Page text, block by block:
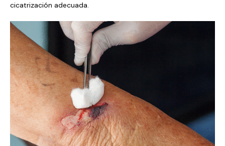
cicatrización adecuada.